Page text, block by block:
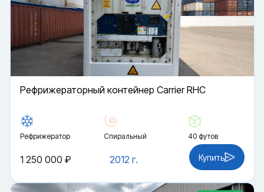
Рефрижераторный контейнер Carrier RHC
Рефрижератор Спиральный 40 футов
2012 г.
1 250 000 ₽ Купить